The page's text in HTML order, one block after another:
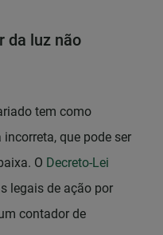
da luz não
tem como
que pode ser
O Decreto-Lei
legais de ação por
contador de